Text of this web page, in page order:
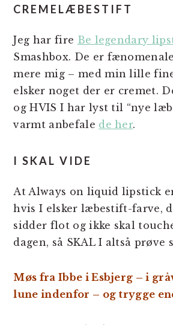
CREMELÆBESTIFT
Jeg har fire Be legendary
Smashbox. De er
mere mig – med min lille
elsker noget der er cremet.
og HVIS I har lyst til “nye
varmt anbefale de her.
I SKAL VIDE
At Always on liquid lipstick
hvis I elsker læbestift-farve,
sidder flot og ikke skal
dagen, så SKAL I altså prøve
Møs fra Ibbe i Esbjerg – i
lune indenfor – og trygge